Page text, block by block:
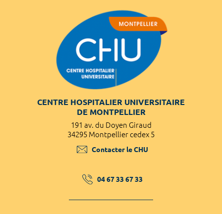
CENTRE HOSPITALIER UNIVERSITAIRE
DE MONTPELLIER
191 av. du Doyen Giraud
34295 Montpellier cedex 5
Contacter le CHU
04 67 33 67 33